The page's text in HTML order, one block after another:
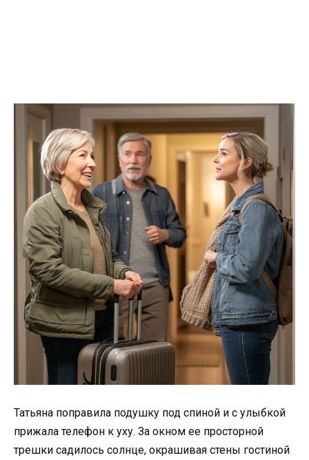
Татьяна поправила подушку под спиной и с улыбкой
прижала телефон к уху. За окном ее просторной
трешки садилось солнце, окрашивая стены гостиной